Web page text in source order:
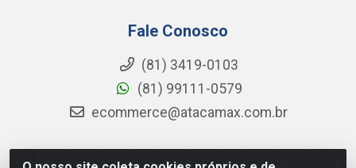
Fale Conosco
(81) 3419-0103
(81) 99111-0579
ecommerce@atacamax.com.br